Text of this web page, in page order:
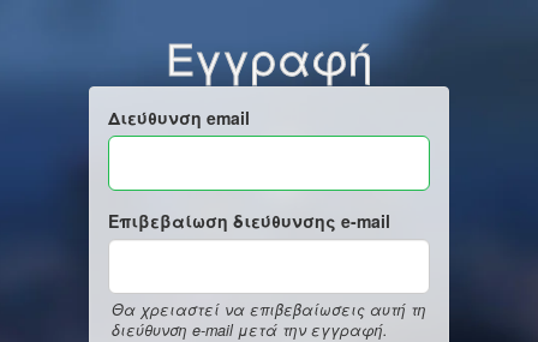
Εγγραφή
Διεύθυνση email
Επιβεβαίωση διεύθυνσης e-mail
Θα χρειαστεί να επιβεβαίωσεις αυτή τη
διεύθυνση e-mail μετά την εγγραφή.